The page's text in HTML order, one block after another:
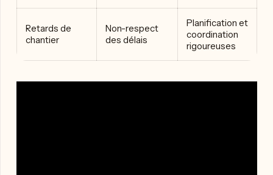
Retards de
chantier
Non-respect
des délais
Planification et
coordination
rigoureuses